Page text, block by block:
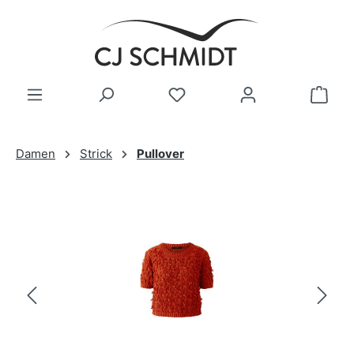
Zum Hauptinhalt springen
Damen Strick Pullover